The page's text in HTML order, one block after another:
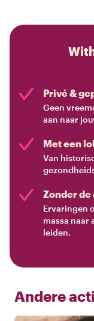
Privé &
Geen
aan naar
Met een
Van
Zonder de
Ervaringen
massa naar
leiden.
Andere